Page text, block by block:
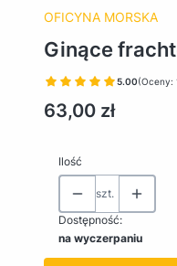
OFICYNA MORSKA
Ginące
5.00(Oceny:
Cena
63,00 zł
Ilość
szt.
Dostępność:
na wyczerpaniu